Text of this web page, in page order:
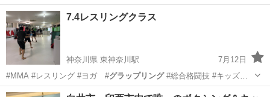
7.4レスリングクラス
神奈川県 東神奈川駅
7月12日
#MMA #レスリング #ヨガ #グラップリング#総合格闘技 #キッズレ
スリン…
神奈川 横浜市 東神奈川駅 空手/他格闘技 レスリング